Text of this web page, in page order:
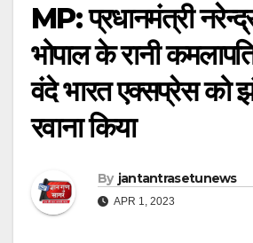
MP: प्रधानमंत्री
भोपाल के रानी
वंदे भारत एक्सप्रेस को
रवाना किया
By jantantrasetunews
APR 1, 2023